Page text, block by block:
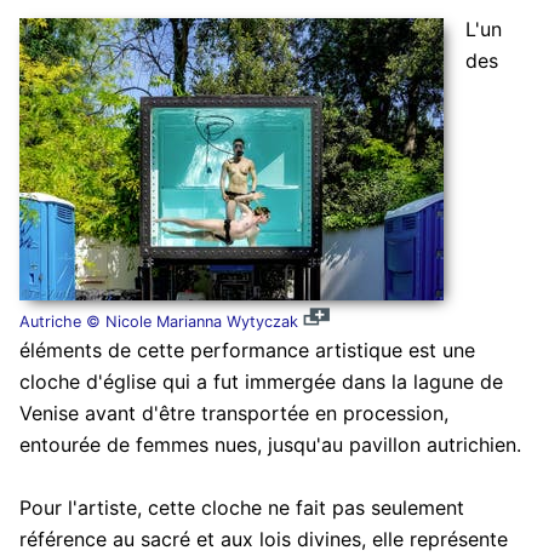
Autriche © Nicole Marianna Wytyczak
L'un
des
éléments de cette performance artistique est une
cloche d'église qui a fut immergée dans la lagune de
Venise avant d'être transportée en procession,
entourée de femmes nues, jusqu'au pavillon autrichien.
Pour l'artiste, cette cloche ne fait pas seulement
référence au sacré et aux lois divines, elle représente